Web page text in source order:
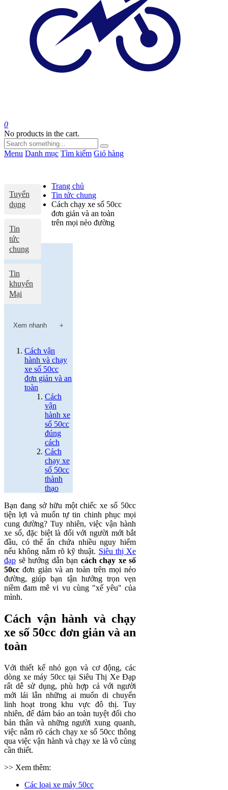
0
No products in the cart.
Menu Danh mục Tìm kiếm Giỏ hàng
Tuyển
dụng
Tin
tức
chung
Tin
khuyến
Mại
Trang chủ
Tin tức chung
Cách chạy xe số 50cc
đơn giản và an toàn
trên mọi nẻo đường
Xem nhanh
Cách vận
hành và chạy
xe số 50cc
đơn giản và an
toàn
Cách
vận
hành xe
số 50cc
đúng
cách
Cách
chạy xe
số 50cc
thành
thạo
Bạn đang sở hữu một chiếc xe số 50cc
tiện lợi và muốn tự tin chinh phục mọi
cung đường? Tuy nhiên, việc vận hành
xe số, đặc biệt là đối với người mới bắt
đầu, có thể ẩn chứa nhiều nguy hiểm
nếu không nắm rõ kỹ thuật. Siêu thị Xe
đạp sẽ hướng dẫn bạn cách chạy xe số
50cc đơn giản và an toàn trên mọi nẻo
đường, giúp bạn tận hưởng trọn vẹn
niềm đam mê vi vu cùng "xế yêu" của
mình.
Cách vận hành và chạy
xe số 50cc đơn giản và an
toàn
Với thiết kế nhỏ gọn và cơ động, các
dòng xe máy 50cc tại Siêu Thị Xe Đạp
rất dễ sử dụng, phù hợp cả với người
mới lái lẫn những ai muốn di chuyển
linh hoạt trong khu vực đô thị. Tuy
nhiên, để đảm bảo an toàn tuyệt đối cho
bản thân và những người xung quanh,
việc nắm rõ cách chạy xe số 50cc thông
qua việc vận hành và chạy xe là vô cùng
cần thiết.
>> Xem thêm:
Các loại xe máy 50cc